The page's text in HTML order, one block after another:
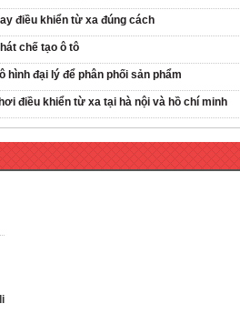
điều khiển từ xa đúng cách
chế tạo ô tô
hình đại lý để phân phối sản phẩm
điều khiển từ xa tại hà nội và hồ chí minh